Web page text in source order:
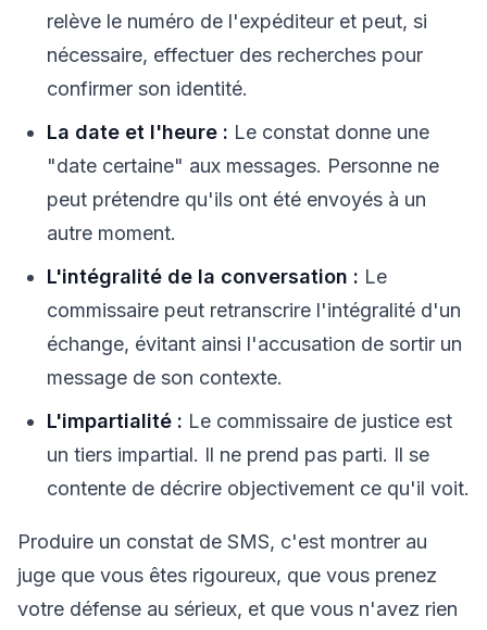
relève le numéro de l'expéditeur et peut, si
nécessaire, effectuer des recherches pour
confirmer son identité.
La date et l'heure : Le constat donne une
"date certaine" aux messages. Personne ne
peut prétendre qu'ils ont été envoyés à un
autre moment.
L'intégralité de la conversation : Le
commissaire peut retranscrire l'intégralité d'un
échange, évitant ainsi l'accusation de sortir un
message de son contexte.
L'impartialité : Le commissaire de justice est
un tiers impartial. Il ne prend pas parti. Il se
contente de décrire objectivement ce qu'il voit.
Produire un constat de SMS, c'est montrer au
juge que vous êtes rigoureux, que vous prenez
votre défense au sérieux, et que vous n'avez rien